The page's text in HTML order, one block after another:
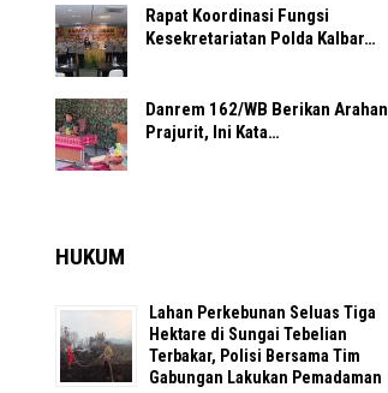
Rapat Koordinasi Fungsi
Kesekretariatan Polda Kalbar…
Danrem 162/WB Berikan Arahan
Prajurit, Ini Kata…
HUKUM
Lahan Perkebunan Seluas Tiga
Hektare di Sungai Tebelian
Terbakar, Polisi Bersama Tim
Gabungan Lakukan Pemadaman